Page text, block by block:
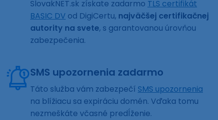
SlovakNET.sk získate zadarmo TLS certifikát
BASIC DV od DigiCertu, najväčšej certifikačnej
autority na svete, s garantovanou úrovňou
zabezpečenia.
SMS upozornenia zadarmo
Táto služba vám zabezpečí SMS upozornenia
na blížiacu sa expiráciu domén. Vďaka tomu
nezmeškáte včasné predĺženie.